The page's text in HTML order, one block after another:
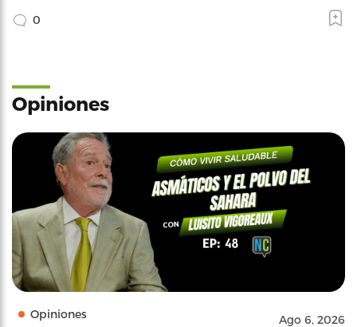
0
Opiniones
Opiniones Ago 6, 2026